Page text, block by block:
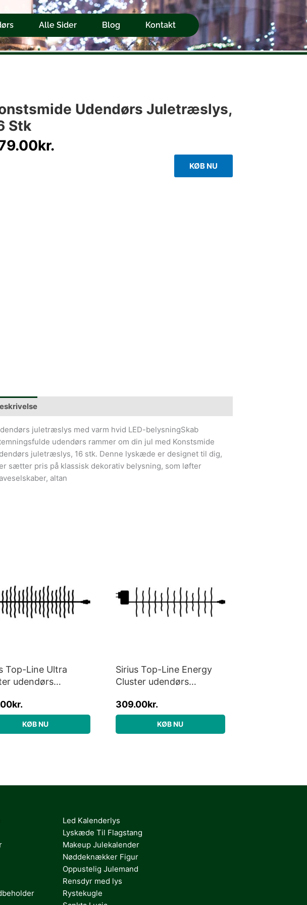
Alle Sider Blog Kontakt
Udendørs Juletræslys,
Stk
kr.
KØB NU
juletræslys med varm hvid LED-belysningSkab
udendørs rammer om din jul med Konstsmide
juletræslys, 16 stk. Denne lyskæde er designet til dig,
sætter pris på klassisk dekorativ belysning, som løfter
altan
Top-Line Ultra
udendørs
meter, forlænger
kr.
KØB NU
Sirius Top-Line Energy
Cluster udendørs
lys, 3 meter, startsæt
309.00kr.
KØB NU
Led Kalenderlys
Lyskæde Til Flagstang
Makeup Julekalender
Nøddeknækker Figur
Oppustelig Julemand
Rensdyr med lys
Rystekugle